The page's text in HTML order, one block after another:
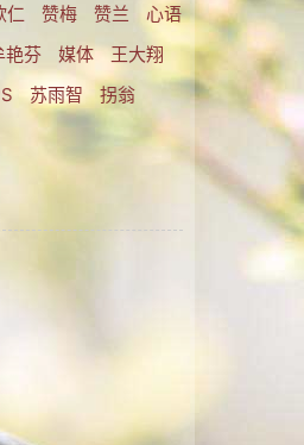
仁 赞梅 赞兰
心语
艳芬 媒体
王大翔
苏雨智
拐翁